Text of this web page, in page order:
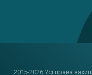
2015-2026 Усі права